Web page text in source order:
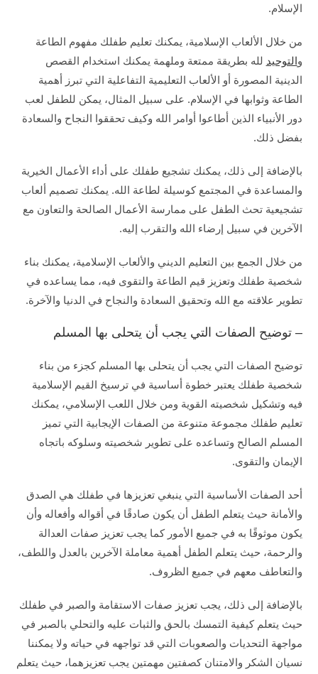
الإسلام.
من خلال الألعاب الإسلامية، يمكنك تعليم طفلك مفهوم الطاعة
والتوحيد لله بطريقة ممتعة وملهمة يمكنك استخدام القصص
الدينية المصورة أو الألعاب التعليمية التفاعلية التي تبرز أهمية
الطاعة وثوابها في الإسلام. على سبيل المثال، يمكن للطفل لعب
دور الأنبياء الذين أطاعوا أوامر الله وكيف تحققوا النجاح والسعادة
بفضل ذلك.
بالإضافة إلى ذلك، يمكنك تشجيع طفلك على أداء الأعمال الخيرية
والمساعدة في المجتمع كوسيلة لطاعة الله. يمكنك تصميم ألعاب
تشجيعية تحث الطفل على ممارسة الأعمال الصالحة والتعاون مع
الآخرين في سبيل إرضاء الله والتقرب إليه.
من خلال الجمع بين التعليم الديني والألعاب الإسلامية، يمكنك بناء
شخصية طفلك وتعزيز قيم الطاعة والتقوى فيه، مما يساعده في
تطوير علاقته مع الله وتحقيق السعادة والنجاح في الدنيا والآخرة.
– توضيح الصفات التي يجب أن يتحلى بها المسلم
توضيح الصفات التي يجب أن يتحلى بها المسلم كجزء من بناء
شخصية طفلك يعتبر خطوة أساسية في ترسيخ القيم الإسلامية
فيه وتشكيل شخصيته القوية ومن خلال اللعب الإسلامي، يمكنك
تعليم طفلك مجموعة متنوعة من الصفات الإيجابية التي تميز
المسلم الصالح وتساعده على تطوير شخصيته وسلوكه باتجاه
الإيمان والتقوى.
أحد الصفات الأساسية التي ينبغي تعزيزها في طفلك هي الصدق
والأمانة حيث يتعلم الطفل أن يكون صادقًا في أقواله وأفعاله وأن
يكون موثوقًا به في جميع الأمور كما يجب تعزيز صفات العدالة
والرحمة، حيث يتعلم الطفل أهمية معاملة الآخرين بالعدل واللطف،
والتعاطف معهم في جميع الظروف.
بالإضافة إلى ذلك، يجب تعزيز صفات الاستقامة والصبر في طفلك
حيث يتعلم كيفية التمسك بالحق والثبات عليه والتحلي بالصبر في
مواجهة التحديات والصعوبات التي قد تواجهه في حياته ولا يمكننا
نسيان الشكر والامتنان كصفتين مهمتين يجب تعزيزهما، حيث يتعلم